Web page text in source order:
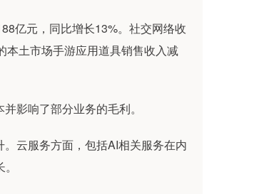
亿元，同比增长13%。社交网络收
本土市场手游应用道具销售收入减
影响了部分业务的毛利。
云服务方面，包括AI相关服务在内